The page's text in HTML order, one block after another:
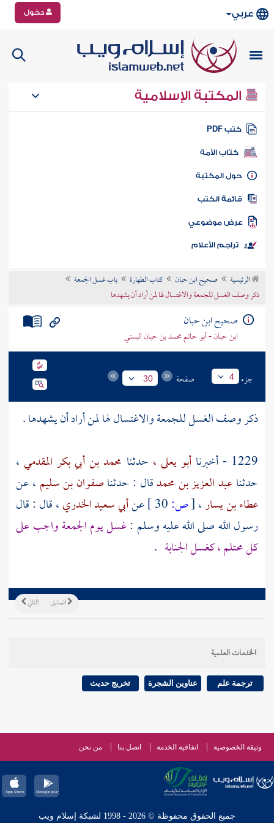
عربي دخول
المكتبة الإسلامية
كتب PDF
كتاب الأمة
المكتبة
الكتب
موضوعي
تراجم الأعلام
الرئيسية صحيح ابن حبان كتاب الطهارة
باب غسل الجمعة
ذكر وصف الغسل للجمعة والاغتسال لها لمن أراد أن يشهدها
صحيح ابن حبان
ابن حبان - أبو حاتم محمد بن حبان البستي
جزء 4 صفحة 30
ذكر وصف الغسل للجمعة والاغتسال لها لمن أراد أن يشهدها .
1229 - أخبرنا
أبو يعلى ، حدثنا محمد بن أبي بكر المقدمي ،
حدثناعبد العزيز بن محمدقال : حدثناصفوان بن سليم ، عن
عطاء بن يسار،[ص: عنأبي سعيد الخدري، قال : قال
رسول الله صلى الله عليه وسلم :غسل يوم الجمعة واجب على
كل محتلم ، كغسل الجنابة .
التالي السابق
الخدمات العلمية
ترجمة علم عناوين الشجرة تخريج حديث
وثيقة الخصوصية اتفاقية الخدمة اتصل بنا من نحن
جميع الحقوق محفوظة © 2026 - 1998 لشبكة إسلام ويب